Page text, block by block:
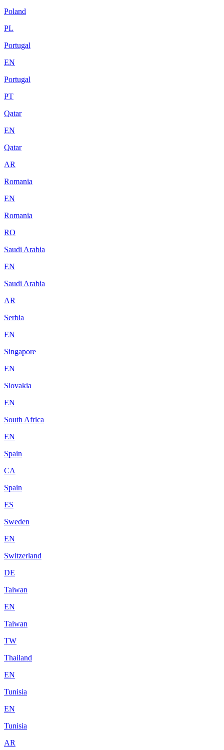
Poland
PL
Portugal
EN
Portugal
PT
Qatar
EN
Qatar
AR
Romania
EN
Romania
RO
Saudi Arabia
EN
Saudi Arabia
AR
Serbia
EN
Singapore
EN
Slovakia
EN
South Africa
EN
Spain
CA
Spain
ES
Sweden
EN
Switzerland
DE
Taiwan
EN
Taiwan
TW
Thailand
EN
Tunisia
EN
Tunisia
AR